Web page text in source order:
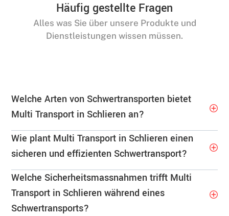
Häufig gestellte Fragen
Alles was Sie über unsere Produkte und
Dienstleistungen wissen müssen.
Welche Arten von Schwertransporten bietet
Multi Transport in Schlieren an?
Wie plant Multi Transport in Schlieren einen
sicheren und effizienten Schwertransport?
Welche Sicherheitsmassnahmen trifft Multi
Transport in Schlieren während eines
Schwertransports?